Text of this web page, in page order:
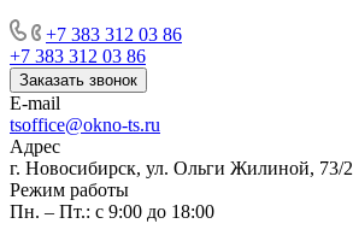
+7 383 312 03 86
+7 383 312 03 86
Заказать звонок
E-mail
tsoffice@okno-ts.ru
Адрес
г. Новосибирск, ул. Ольги Жилиной, 73/2
Режим работы
Пн. – Пт.: с 9:00 до 18:00